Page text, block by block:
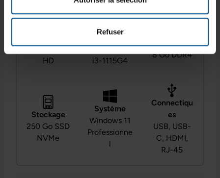
Refuser
14,0" Full
HD
Processeur
Intel Core
i3-1115G4
RAM
8 Go DDR4
Stockage
250 Go SSD
NVMe
Système
Windows 11
Professionne
l
Connectiqu
es
USB, USB-
C, HDMI,
RJ-45